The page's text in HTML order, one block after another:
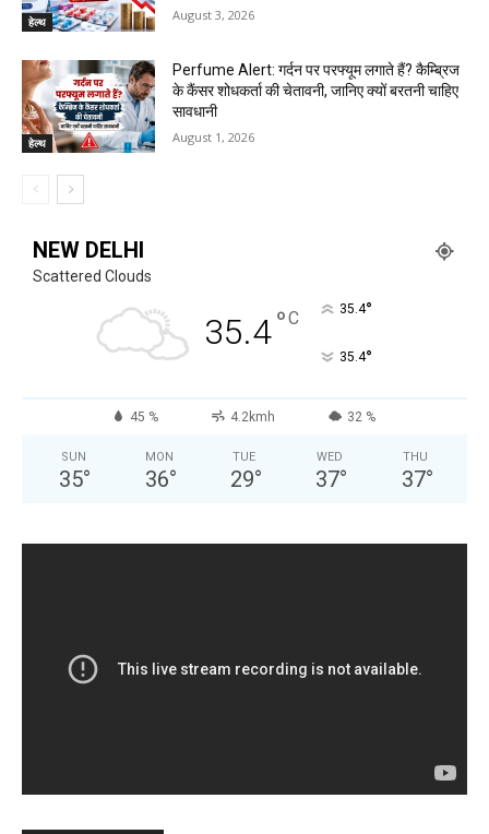
हेल्थ August 3, 2026
हेल्थ
Perfume Alert: गर्दन पर परफ्यूम लगाते हैं? कैम्ब्रिज
के कैंसर शोधकर्ता की चेतावनी, जानिए क्यों बरतनी चाहिए
सावधानी
August 1, 2026
NEW DELHI
Scattered Clouds
35.4°C 35.4°
35.4°
45 % 4.2kmh 32 %
SUN
35°
MON
36°
TUE
29°
WED
37°
THU
37°